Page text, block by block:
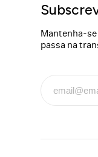
Mantenha-
passa na